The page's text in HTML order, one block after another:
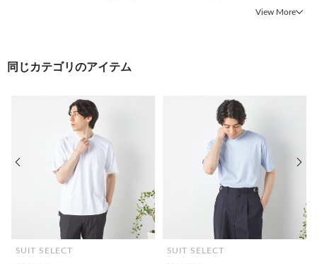
View More
同じカテゴリのアイテム
SUIT SELECT SUIT SELECT
前の画像